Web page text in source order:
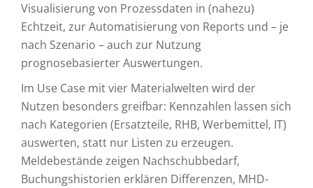
Visualisierung von Prozessdaten in (nahezu)
Echtzeit, zur Automatisierung von Reports und – je
nach Szenario – auch zur Nutzung
prognosebasierter Auswertungen.
Im Use Case mit vier Materialwelten wird der
Nutzen besonders greifbar: Kennzahlen lassen sich
nach Kategorien (Ersatzteile, RHB, Werbemittel, IT)
auswerten, statt nur Listen zu erzeugen.
Meldebestände zeigen Nachschubbedarf,
Buchungshistorien erklären Differenzen, MHD-